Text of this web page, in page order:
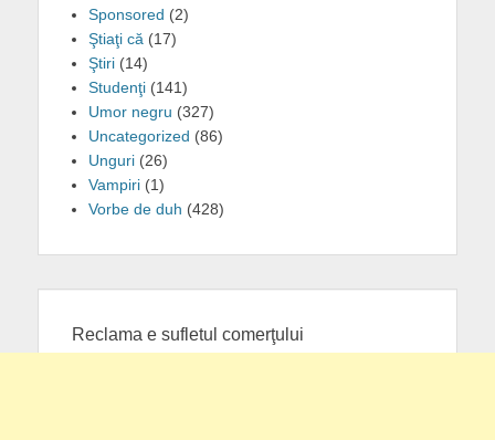
Sponsored (2)
Ştiaţi că (17)
Ştiri (14)
Studenţi (141)
Umor negru (327)
Uncategorized (86)
Unguri (26)
Vampiri (1)
Vorbe de duh (428)
Reclama e sufletul comerţului